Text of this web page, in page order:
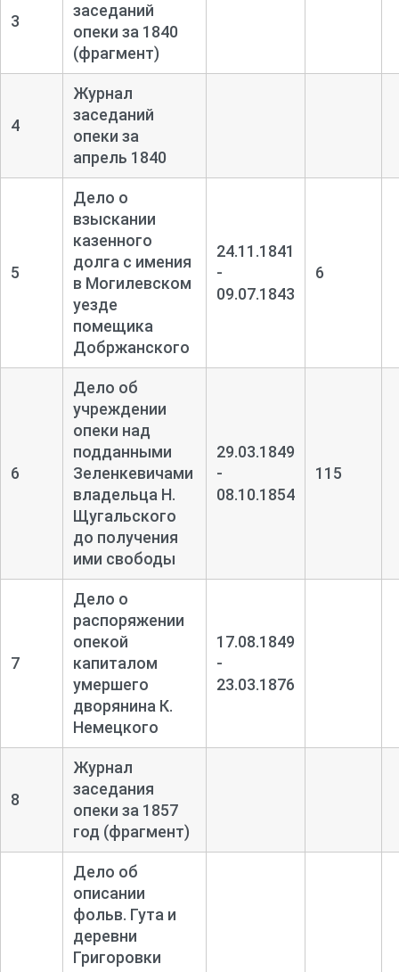
3
заседаний
опеки за 1840
(фрагмент)
4
Журнал
заседаний
опеки за
апрель 1840
5
Дело о
взыскании
казенного
долга с имения
в Могилевском
уезде
помещика
Добржанского
24.11.1841
-
09.07.1843
6
6
Дело об
учреждении
опеки над
подданными
Зеленкевичами
владельца Н.
Щугальского
до получения
ими свободы
29.03.1849
-
08.10.1854
115
7
Дело о
распоряжении
опекой
капиталом
умершего
дворянина К.
Немецкого
17.08.1849
-
23.03.1876
8
Журнал
заседания
опеки за 1857
год (фрагмент)
Дело об
описании
фольв. Гута и
деревни
Григоровки